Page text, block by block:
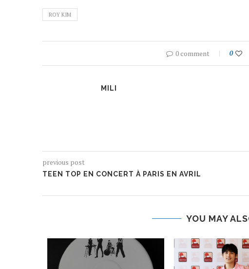
ROY KIM
0 comment 0
MILI
previous post
TEEN TOP EN CONCERT À PARIS EN AVRIL
YOU MAY